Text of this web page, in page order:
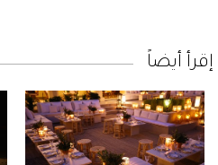
إقرأ أيضاً